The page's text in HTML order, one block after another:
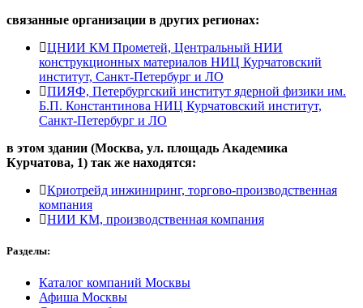
связанные организации в других регионах:
ЦНИИ КМ Прометей, Центральный НИИ
конструкционных материалов НИЦ Курчатовский
институт, Санкт-Петербург и ЛО
ПИЯФ, Петербургский институт ядерной физики им.
Б.П. Константинова НИЦ Курчатовский институт,
Санкт-Петербург и ЛО
в этом здании (Москва, ул. площадь Академика
Курчатова, 1) так же находятся:
Криотрейд инжиниринг, торгово-производственная
компания
НИИ КМ, производственная компания
Разделы:
Каталог компаний Москвы
Афиша Москвы